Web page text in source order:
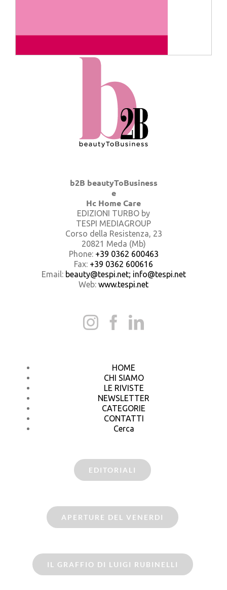
b2B beautyToBusiness
e
Hc Home Care
EDIZIONI TURBO by
TESPI MEDIAGROUP
Corso della Resistenza, 23
20821 Meda (Mb)
Phone: +39 0362 600463
Fax: +39 0362 600616
Email: beauty@tespi.net; info@tespi.net
Web: www.tespi.net
HOME
CHI SIAMO
LE RIVISTE
NEWSLETTER
CATEGORIE
CONTATTI
Cerca
EDITORIALI
APERTURE DEL VENERDI
IL GRAFFIO DI LUIGI RUBINELLI